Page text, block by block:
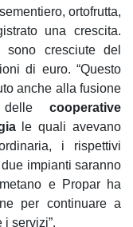
ortofrutta,
una crescita.
cresciute del
di euro. “Questo
anche alla fusione
delle cooperative
le quali avevano
i rispettivi
impianti saranno
e Propar ha
per continuare a
servizi”.